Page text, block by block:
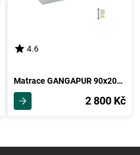
4.6
Matrace GANGAPUR 90x200 cm bez potahu
2 800 Kč